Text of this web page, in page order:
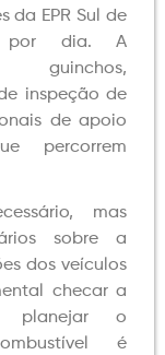
da EPR Sul de
por dia. A
guinchos,
inspeção de
de apoio
percorrem
mas
sobre a
dos veículos
checar a
planejar o
é